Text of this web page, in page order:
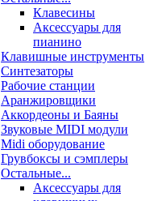
Клавесины
Аксессуары для
пианино
Клавишные инструменты
Синтезаторы
Рабочие станции
Аранжировщики
Аккордеоны и Баяны
Звуковые MIDI модули
Midi оборудование
Грувбоксы и сэмплеры
Остальные...
Аксессуары для